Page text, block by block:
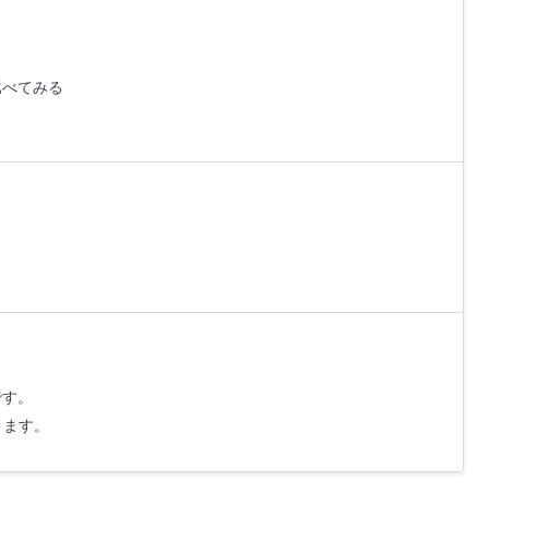
てみる
。
す。